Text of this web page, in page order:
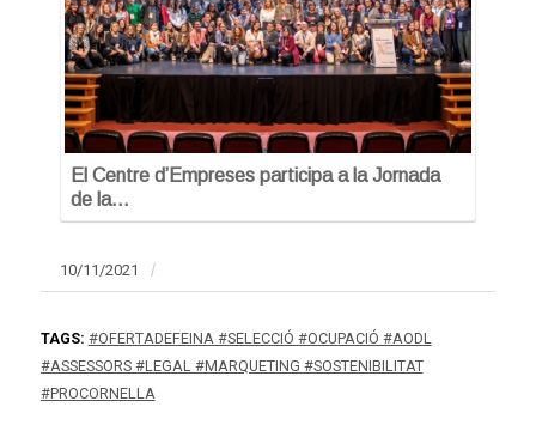
El Centre d’Empreses participa a la Jornada
de la…
10/11/2021 /
TAGS: #OFERTADEFEINA #SELECCIÓ #OCUPACIÓ #AODL
#ASSESSORS #LEGAL #MARQUETING #SOSTENIBILITAT
#PROCORNELLA